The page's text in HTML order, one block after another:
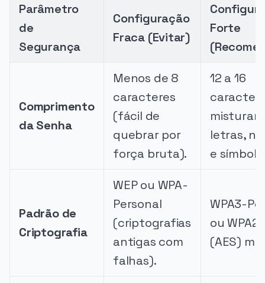
Parâmetro
de
Segurança
Configuração
Fraca (Evitar)
Forte
Comprimento
da Senha
Menos de 8
caracteres
(fácil de
quebrar por
força bruta).
12 a 16
letras,
e
Padrão de
Criptografia
WEP ou WPA-
Personal
(criptografias
antigas com
falhas).
WPA3-
ou
(AES)